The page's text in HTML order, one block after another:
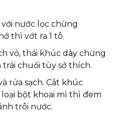
nước lọc chừng
thì vớt ra 1 tô.
vỏ, thái khúc dày chừng
chuối tùy sở thích.
rửa sạch. Cắt khúc
loại bột khoai mì thì đem
trôi nước.